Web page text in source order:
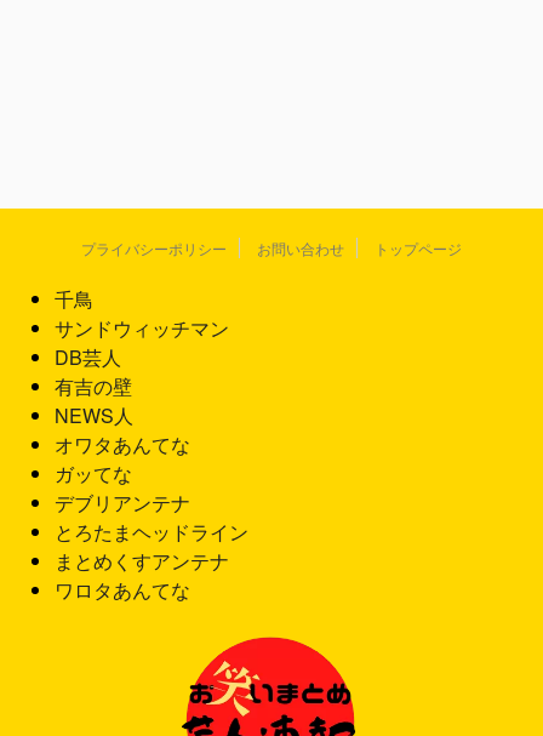
プライバシーポリシー お問い合わせ トップページ
千鳥
サンドウィッチマン
DB芸人
有吉の壁
NEWS人
オワタあんてな
ガッてな
デブリアンテナ
とろたまヘッドライン
まとめくすアンテナ
ワロタあんてな